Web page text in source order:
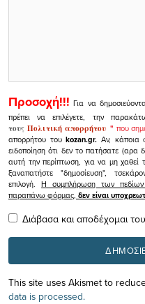
Προσοχή!!! Για να
πρέπει να επιλέγετε, την
τουςΠολιτική απορρήτου" που
απορρήτου τουkozan.gr. Αν, κάποια
ειδοποίηση ότι δεν το πατήσατε (αρα
αυτή την περίπτωση, για να μη χαθεί
ξαναπατήστε "δημοσίευση",
επιλογή.Η συμπλήρωση των πεδίων
παραπάνω φόρμας, δεν είναι
Διάβασα και αποδέχομαι
This site uses Akismet to
data is processed.